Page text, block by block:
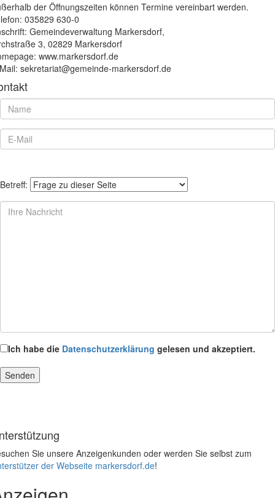
der Öffnungszeiten können Termine vereinbart werden.
035829 630-0
Gemeindeverwaltung Markersdorf,
3, 02829 Markersdorf
www.markersdorf.de
sekretariat@gemeinde-markersdorf.de
Betreff:
Ich habe die Datenschutzerklärung gelesen und akzeptiert.
Sie unsere Anzeigenkunden oder werden Sie selbst zum
der Webseite markersdorf.de!